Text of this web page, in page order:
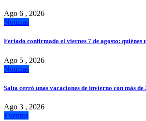
Ago 6 , 2026
Noticias
Feriado confirmado el viernes 7 de agosto: quiénes
Ago 5 , 2026
Noticias
Salta cerró unas vacaciones de invierno con más de
Ago 3 , 2026
Eventos